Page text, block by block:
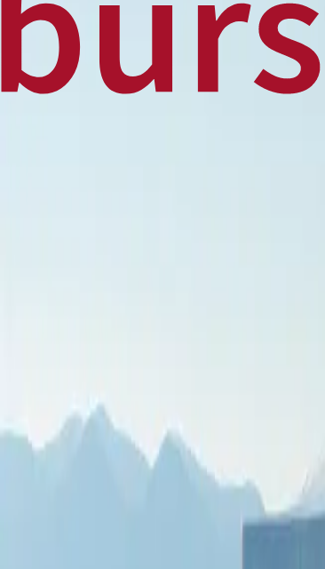
HomeBusiness World Press ReleaseFinance